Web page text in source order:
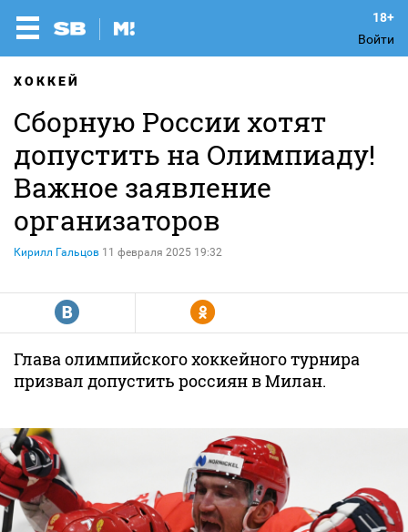
Войти
ХОККЕЙ
Сборную России хотят
допустить на Олимпиаду!
Важное заявление
организаторов
Кирилл Гальцов 11 февраля 2025 19:32
R Y
Глава олимпийского хоккейного турнира
призвал допустить россиян в Милан.